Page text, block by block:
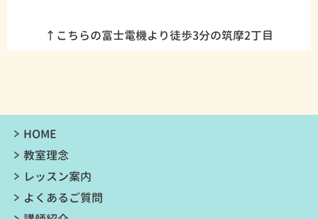
↑こちらの富士電機より徒歩3分の筑摩2丁目
HOME
教室理念
レッスン案内
よくあるご質問